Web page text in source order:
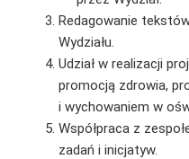
Redagowanie
Wydziału.
Udział w realizacji
promocją zdrowia,
i wychowaniem w
Współpraca z
zadań i inicjatyw.